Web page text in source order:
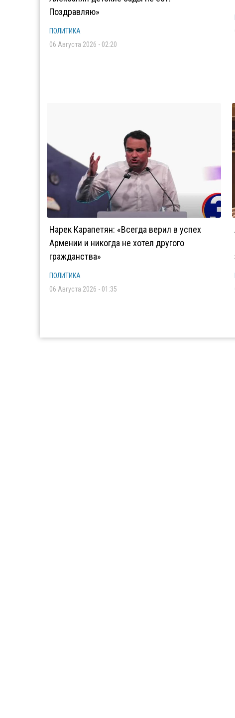
Поздравляю»
ПОЛИТИКА
06 Августа 2026 - 02:20
Нарек Карапетян: «Всегда верил в успех
Армении и никогда не хотел другого
гражданства»
ПОЛИТИКА
06 Августа 2026 - 01:35